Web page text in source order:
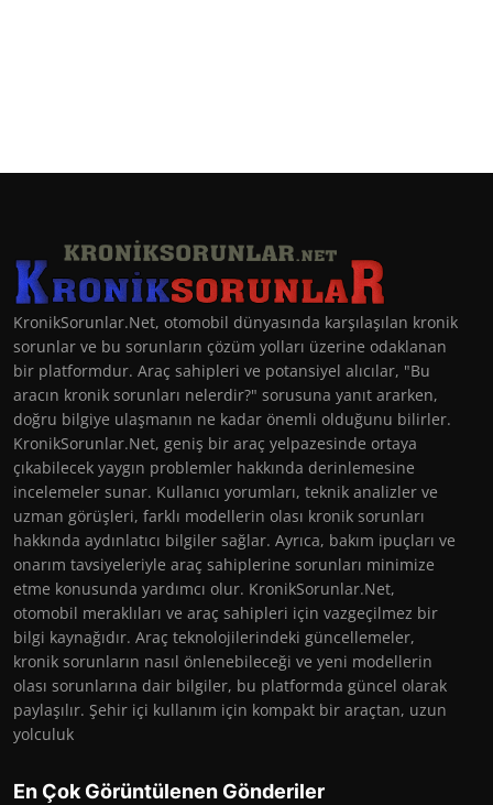
KronikSorunlar.Net, otomobil dünyasında karşılaşılan kronik
sorunlar ve bu sorunların çözüm yolları üzerine odaklanan
bir platformdur. Araç sahipleri ve potansiyel alıcılar, "Bu
aracın kronik sorunları nelerdir?" sorusuna yanıt ararken,
doğru bilgiye ulaşmanın ne kadar önemli olduğunu bilirler.
KronikSorunlar.Net, geniş bir araç yelpazesinde ortaya
çıkabilecek yaygın problemler hakkında derinlemesine
incelemeler sunar. Kullanıcı yorumları, teknik analizler ve
uzman görüşleri, farklı modellerin olası kronik sorunları
hakkında aydınlatıcı bilgiler sağlar. Ayrıca, bakım ipuçları ve
onarım tavsiyeleriyle araç sahiplerine sorunları minimize
etme konusunda yardımcı olur. KronikSorunlar.Net,
otomobil meraklıları ve araç sahipleri için vazgeçilmez bir
bilgi kaynağıdır. Araç teknolojilerindeki güncellemeler,
kronik sorunların nasıl önlenebileceği ve yeni modellerin
olası sorunlarına dair bilgiler, bu platformda güncel olarak
paylaşılır. Şehir içi kullanım için kompakt bir araçtan, uzun
yolculuk
En Çok Görüntülenen Gönderiler